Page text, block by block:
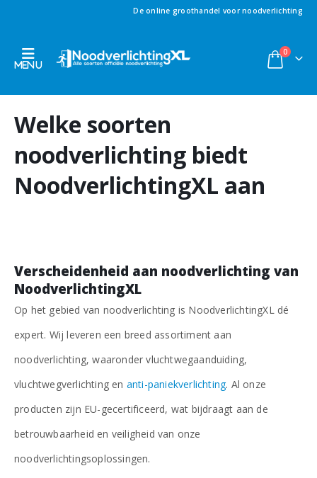
De online groothandel voor noodverlichting
0
Welke soorten
noodverlichting biedt
NoodverlichtingXL aan
Verscheidenheid aan noodverlichting van
NoodverlichtingXL
Op het gebied van noodverlichting is NoodverlichtingXL dé
expert. Wij leveren een breed assortiment aan
noodverlichting, waaronder vluchtwegaanduiding,
vluchtwegverlichting en anti-paniekverlichting. Al onze
producten zijn EU-gecertificeerd, wat bijdraagt aan de
betrouwbaarheid en veiligheid van onze
noodverlichtingsoplossingen.